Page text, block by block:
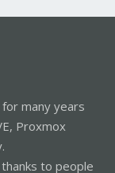
many years
Proxmox
to people